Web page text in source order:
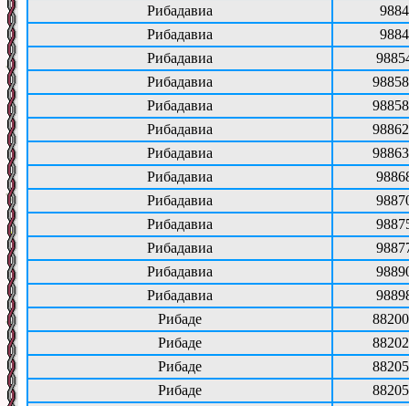
Рибадавиа
Рибадавиа
Рибадавиа
Рибадавиа
Рибадавиа
Рибадавиа
Рибадавиа
Рибадавиа
Рибадавиа
Рибадавиа
Рибадавиа
Рибадавиа
Рибадавиа
Рибаде
Рибаде
Рибаде
Рибаде